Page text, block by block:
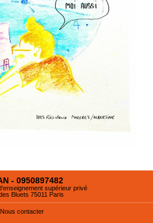
- 0950897482
supérieur privé
Bluets 75011 Paris
Nous contacter